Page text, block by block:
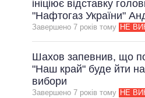
ініціює відставку
"Нафтогаз України"
Завершено 7 рокiв тому НЕ
Шахов запевнив, що
"Наш край" буде йти на
вибори
Завершено 7 рокiв тому НЕ